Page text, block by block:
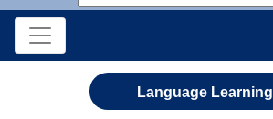
Language Learning